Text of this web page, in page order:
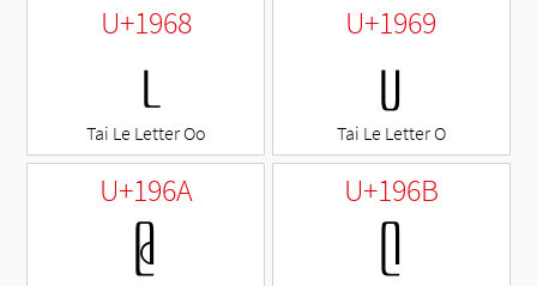
U+1968
ᥨ
Tai Le Letter Oo
U+1969
ᥩ
Tai Le Letter O
U+196A
ᥪ
U+196B
ᥫ